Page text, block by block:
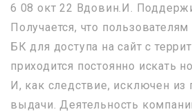
6 08 окт 22 Вдовин.И.
Получается, что
БК для доступа на сайт с
приходится постоянно искать
И, как следствие, исключен из
выдачи. Деятельность